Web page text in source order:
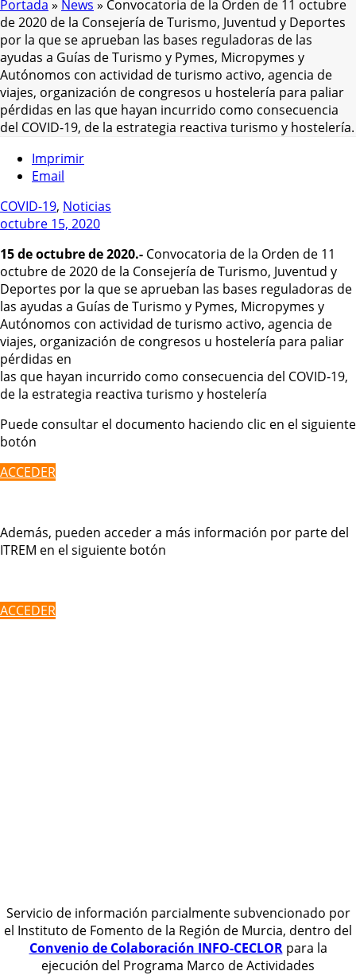
Portada » News » Convocatoria de la Orden de 11 octubre
de 2020 de la Consejería de Turismo, Juventud y Deportes
por la que se aprueban las bases reguladoras de las
ayudas a Guías de Turismo y Pymes, Micropymes y
Autónomos con actividad de turismo activo, agencia de
viajes, organización de congresos u hostelería para paliar
pérdidas en las que hayan incurrido como consecuencia
del COVID-19, de la estrategia reactiva turismo y hostelería.
Imprimir
Email
COVID-19, Noticias
octubre 15, 2020
15 de octubre de 2020.- Convocatoria de la Orden de 11
octubre de 2020 de la Consejería de Turismo, Juventud y
Deportes por la que se aprueban las bases reguladoras de
las ayudas a Guías de Turismo y Pymes, Micropymes y
Autónomos con actividad de turismo activo, agencia de
viajes, organización de congresos u hostelería para paliar
pérdidas en
las que hayan incurrido como consecuencia del COVID-19,
de la estrategia reactiva turismo y hostelería
Puede consultar el documento haciendo clic en el siguiente
botón
ACCEDER
Además, pueden acceder a más información por parte del
ITREM en el siguiente botón
ACCEDER
Servicio de información parcialmente subvencionado por
el Instituto de Fomento de la Región de Murcia, dentro del
Convenio de Colaboración INFO-CECLOR para la
ejecución del Programa Marco de Actividades